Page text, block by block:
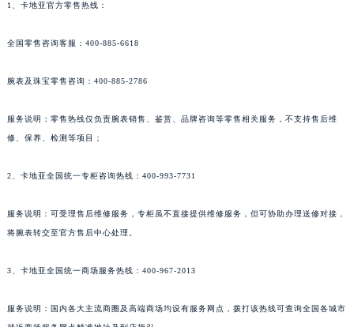
1、卡地亚官方零售热线：
全国零售咨询客服：400-885-6618
腕表及珠宝零售咨询：400-885-2786
服务说明：零售热线仅负责腕表销售、鉴赏、品牌咨询等零售相关服务，不支持售后维
修、保养、检测等项目；
2、卡地亚全国统一专柜咨询热线：400-993-7731
服务说明：可受理售后维修服务，专柜虽不直接提供维修服务，但可协助办理送修对接，
将腕表转交至官方售后中心处理。
3、卡地亚全国统一商场服务热线：400-967-2013
服务说明：国内各大主流商圈及高端商场均设有服务网点，拨打该热线可查询全国各城市